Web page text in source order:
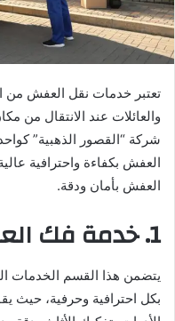
تعتبر خدمات نقل العفش من
والعائلات عند الانتقال من
شركة “القصور الذهبية”
العفش بكفاءة واحترافية
العفش بأمان ودقة.
1. خدمة فك العفش
يتضمن هذا القسم الخدمات
بكل احترافية وحرفية،